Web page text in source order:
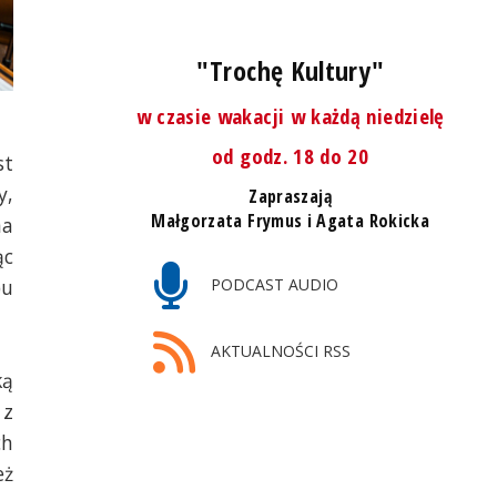
"Trochę Kultury"
w czasie wakacji w każdą niedzielę
od godz. 18 do 20
Zapraszają
Małgorzata Frymus i Agata Rokicka
PODCAST AUDIO
AKTUALNOŚCI RSS